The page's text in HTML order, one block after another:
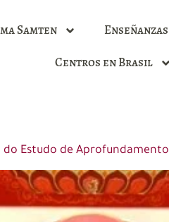
Samten Enseñanzas
Centros en Brasil
do Estudo de Aprofundamento